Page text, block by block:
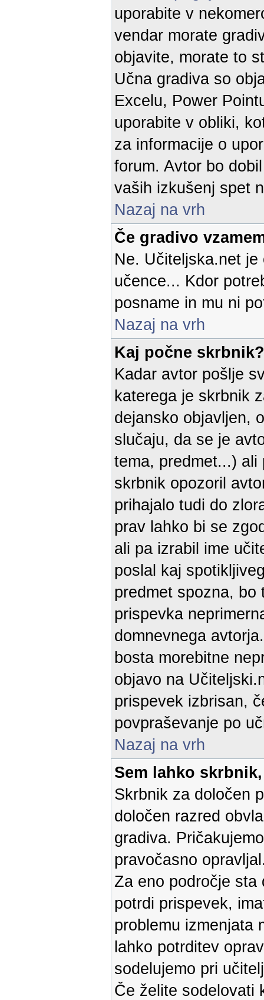
uporabite v
vendar morate
objavite, morate to
Učna gradiva so
Excelu, Power
uporabite v obliki,
za informacije o
forum. Avtor bo
vaših izkušenj spet
Nazaj na vrh
Če gradivo
Ne. Učiteljska.net
učence... Kdor
posname in mu ni
Nazaj na vrh
Kaj počne skrbnik?
Kadar avtor pošlje
katerega je skrbnik
dejansko objavljen,
slučaju, da se je
tema, predmet...)
skrbnik opozoril
prihajalo tudi do
prav lahko bi se
ali pa izrabil ime
poslal kaj
predmet spozna, bo
prispevka
domnevnega
bosta morebitne
objavo na
prispevek izbrisan,
povpraševanje po
Nazaj na vrh
Sem lahko
Skrbnik za določen
določen razred
gradiva.
pravočasno
Za eno področje sta
potrdi prispevek,
problemu izmenjata
lahko potrditev
sodelujemo pri
Če želite